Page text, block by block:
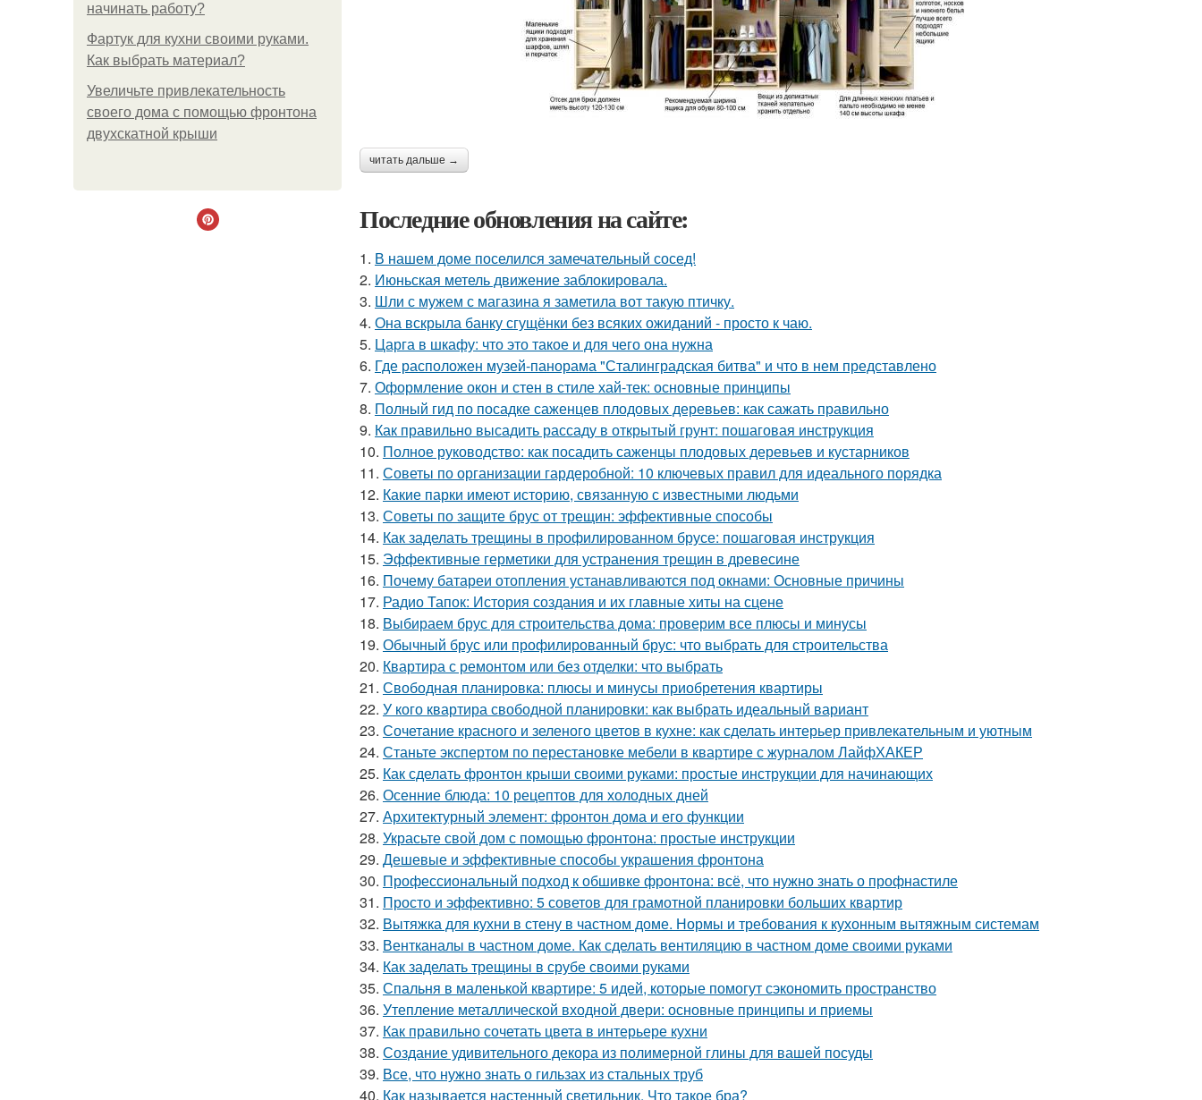
начинать работу?
Фартук для кухни своими руками.
Как выбрать материал?
Увеличьте привлекательность
своего дома с помощью фронтона
двухскатной крыши
читать дальше →
Последние обновления на сайте:
1. В нашем доме поселился замечательный сосед!
2. Июньская метель движение заблокировала.
3. Шли с мужем с магазина я заметила вот такую птичку.
4. Она вскрыла банку сгущёнки без всяких ожиданий - просто к чаю.
5. Царга в шкафу: что это такое и для чего она нужна
6. Где расположен музей-панорама "Сталинградская битва" и что в нем представлено
7. Оформление окон и стен в стиле хай-тек: основные принципы
8. Полный гид по посадке саженцев плодовых деревьев: как сажать правильно
9. Как правильно высадить рассаду в открытый грунт: пошаговая инструкция
10. Полное руководство: как посадить саженцы плодовых деревьев и кустарников
11. Советы по организации гардеробной: 10 ключевых правил для идеального порядка
12. Какие парки имеют историю, связанную с известными людьми
13. Советы по защите брус от трещин: эффективные способы
14. Как заделать трещины в профилированном брусе: пошаговая инструкция
15. Эффективные герметики для устранения трещин в древесине
16. Почему батареи отопления устанавливаются под окнами: Основные причины
17. Радио Тапок: История создания и их главные хиты на сцене
18. Выбираем брус для строительства дома: проверим все плюсы и минусы
19. Обычный брус или профилированный брус: что выбрать для строительства
20. Квартира с ремонтом или без отделки: что выбрать
21. Свободная планировка: плюсы и минусы приобретения квартиры
22. У кого квартира свободной планировки: как выбрать идеальный вариант
23. Сочетание красного и зеленого цветов в кухне: как сделать интерьер привлекательным и уютным
24. Станьте экспертом по перестановке мебели в квартире с журналом ЛайфХАКЕР
25. Как сделать фронтон крыши своими руками: простые инструкции для начинающих
26. Осенние блюда: 10 рецептов для холодных дней
27. Архитектурный элемент: фронтон дома и его функции
28. Украсьте свой дом с помощью фронтона: простые инструкции
29. Дешевые и эффективные способы украшения фронтона
30. Профессиональный подход к обшивке фронтона: всё, что нужно знать о профнастиле
31. Просто и эффективно: 5 советов для грамотной планировки больших квартир
32. Вытяжка для кухни в стену в частном доме. Нормы и требования к кухонным вытяжным системам
33. Вентканалы в частном доме. Как сделать вентиляцию в частном доме своими руками
34. Как заделать трещины в срубе своими руками
35. Спальня в маленькой квартире: 5 идей, которые помогут сэкономить пространство
36. Утепление металлической входной двери: основные принципы и приемы
37. Как правильно сочетать цвета в интерьере кухни
38. Создание удивительного декора из полимерной глины для вашей посуды
39. Все, что нужно знать о гильзах из стальных труб
40. Как называется настенный светильник. Что такое бра?